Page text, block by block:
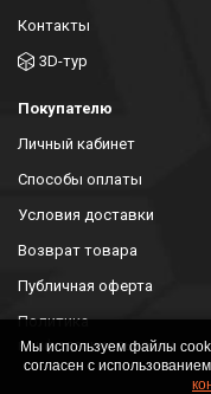
Контакты
3D-тур
Покупателю
Личный кабинет
Способы оплаты
Условия доставки
Возврат товара
Публичная оферта
Политика
конфиденциальности
Мы используем файлы
согласен с